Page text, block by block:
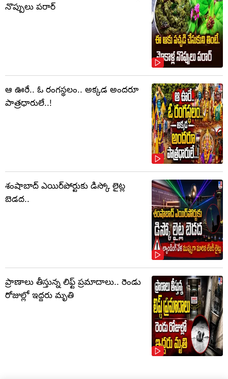
నొప్పులు పరార్‌
ఆ ఊరే.. ఓ రంగస్థలం.. అక్కడ అందరూ
పాత్రధారులే..!
శంషాబాద్ ఎయిర్‌పోర్టుకు డిస్కో లైట్ల
బెడద..
ప్రాణాలు తీస్తున్న లిఫ్ట్‌ ప్రమాదాలు.. రెండు
రోజుల్లో ఇద్దరు మృతి